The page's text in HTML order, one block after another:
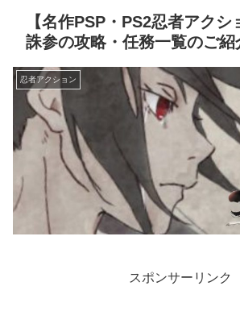
【名作PSP・PS2忍者アク
誅参の攻略・任務一覧のご紹
忍者アクション
スポンサーリンク